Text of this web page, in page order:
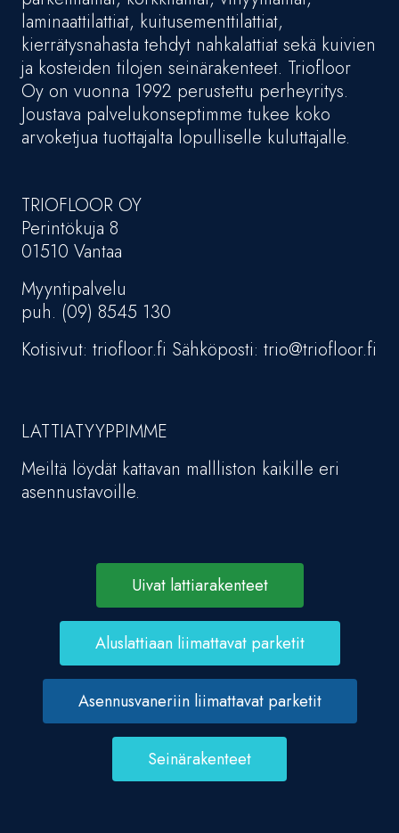
laminaattilattiat, kuitusementtilattiat,
kierrätysnahasta tehdyt nahkalattiat sekä kuivien
ja kosteiden tilojen seinärakenteet. Triofloor
Oy on vuonna 1992 perustettu perheyritys.
Joustava palvelukonseptimme tukee koko
arvoketjua tuottajalta lopulliselle kuluttajalle.
TRIOFLOOR OY
Perintökuja 8
01510 Vantaa
Myyntipalvelu
puh. (09) 8545 130
Kotisivut: triofloor.fi Sähköposti: trio@triofloor.fi
LATTIATYYPPIMME
Meiltä löydät kattavan mallliston kaikille eri
asennustavoille.
Uivat lattiarakenteet
Aluslattiaan liimattavat parketit
Asennusvaneriin liimattavat parketit
Seinärakenteet